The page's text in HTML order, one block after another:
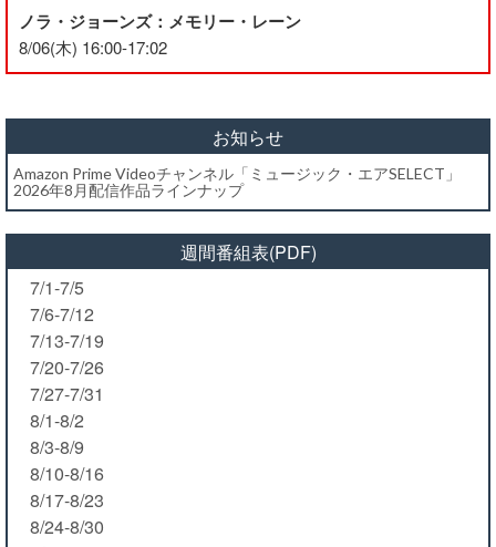
ノラ・ジョーンズ：メモリー・レーン
8/06(木) 16:00-17:02
お知らせ
Amazon Prime Videoチャンネル「ミュージック・エアSELECT」
2026年8月配信作品ラインナップ
週間番組表(PDF)
7/1-7/5
7/6-7/12
7/13-7/19
7/20-7/26
7/27-7/31
8/1-8/2
8/3-8/9
8/10-8/16
8/17-8/23
8/24-8/30